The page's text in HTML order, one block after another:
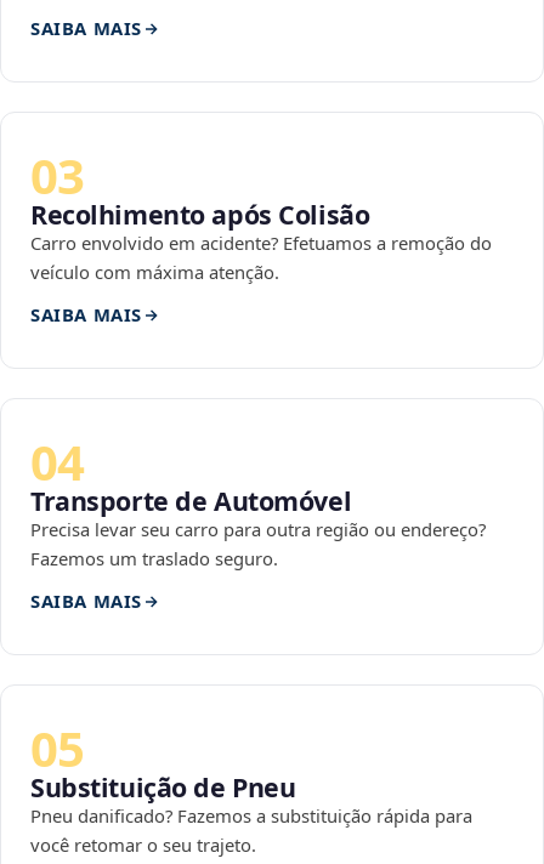
SAIBA MAIS
03
Recolhimento após Colisão
Carro envolvido em acidente? Efetuamos a remoção do
veículo com máxima atenção.
SAIBA MAIS
04
Transporte de Automóvel
Precisa levar seu carro para outra região ou endereço?
Fazemos um traslado seguro.
SAIBA MAIS
05
Substituição de Pneu
Pneu danificado? Fazemos a substituição rápida para
você retomar o seu trajeto.